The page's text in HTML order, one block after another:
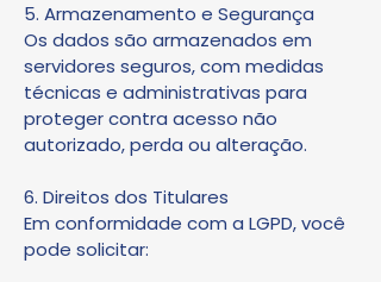
5. Armazenamento e Segurança
Os dados são armazenados em
servidores seguros, com medidas
técnicas e administrativas para
proteger contra acesso não
autorizado, perda ou alteração.
6. Direitos dos Titulares
Em conformidade com a LGPD, você
pode solicitar: